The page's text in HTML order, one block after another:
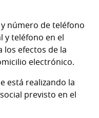
número de teléfono
y teléfono en el
efectos de la
electrónico.
está realizando la
previsto en el